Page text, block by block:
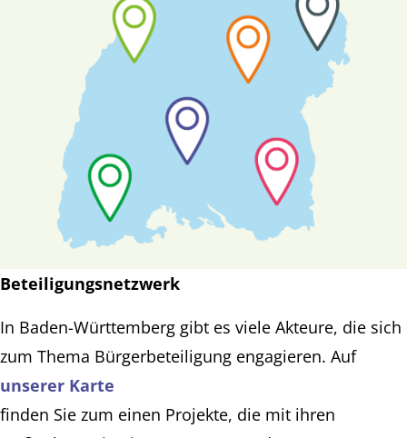
Beteiligungsnetzwerk
In Baden-Württemberg gibt es viele Akteure, die sich
zum Thema Bürgerbeteiligung engagieren. Auf
unserer Karte
finden Sie zum einen Projekte, die mit ihren